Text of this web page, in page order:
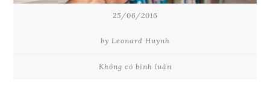
25/06/2016
by Leonard Huynh
Không có bình luận